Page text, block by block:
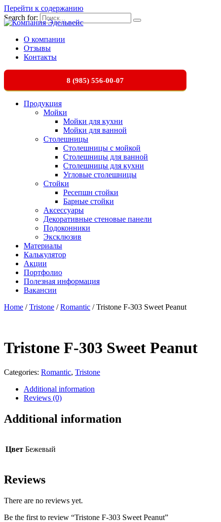
Перейти к содержанию
Search for:
О компании
Отзывы
Контакты
8 (985) 556-00-07
Продукция
Мойки
Мойки для кухни
Мойки для ванной
Столешницы
Столешницы с мойкой
Столешницы для ванной
Столешницы для кухни
Угловые столешницы
Стойки
Ресепшн стойки
Барные стойки
Аксессуары
Декоративные стеновые панели
Подоконники
Эксклюзив
Материалы
Калькулятор
Акции
Портфолио
Полезная информация
Вакансии
Home /Tristone /Romantic / Tristone F-303 Sweet Peanut
Tristone F-303 Sweet Peanut
Categories: Romantic, Tristone
Additional information
Reviews (0)
Additional information
Цвет Бежевый
Reviews
There are no reviews yet.
Be the first to review “Tristone F-303 Sweet Peanut”